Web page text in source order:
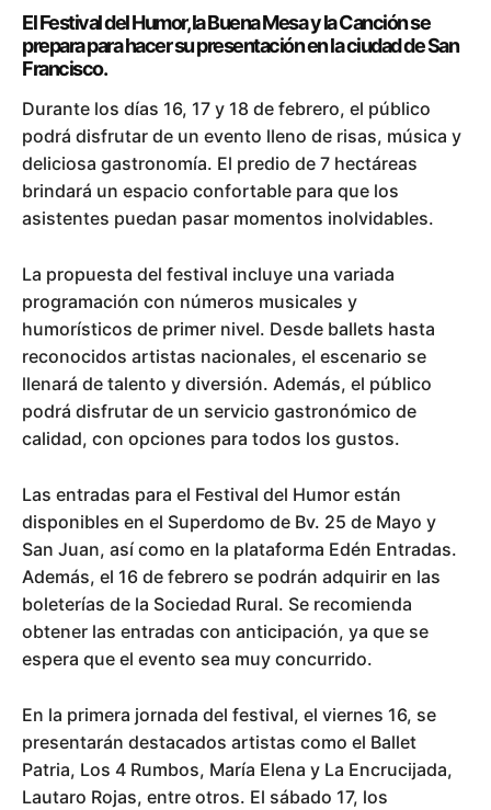
El Festival del Humor, la Buena Mesa y la Canción se
prepara para hacer su presentación en la ciudad de San
Francisco.
Durante los días 16, 17 y 18 de febrero, el público
podrá disfrutar de un evento lleno de risas, música y
deliciosa gastronomía. El predio de 7 hectáreas
brindará un espacio confortable para que los
asistentes puedan pasar momentos inolvidables.
La propuesta del festival incluye una variada
programación con números musicales y
humorísticos de primer nivel. Desde ballets hasta
reconocidos artistas nacionales, el escenario se
llenará de talento y diversión. Además, el público
podrá disfrutar de un servicio gastronómico de
calidad, con opciones para todos los gustos.
Las entradas para el Festival del Humor están
disponibles en el Superdomo de Bv. 25 de Mayo y
San Juan, así como en la plataforma Edén Entradas.
Además, el 16 de febrero se podrán adquirir en las
boleterías de la Sociedad Rural. Se recomienda
obtener las entradas con anticipación, ya que se
espera que el evento sea muy concurrido.
En la primera jornada del festival, el viernes 16, se
presentarán destacados artistas como el Ballet
Patria, Los 4 Rumbos, María Elena y La Encrucijada,
Lautaro Rojas, entre otros. El sábado 17, los